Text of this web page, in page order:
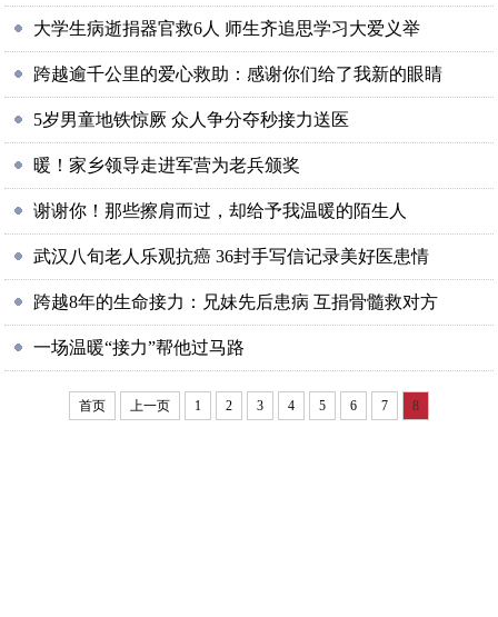
大学生病逝捐器官救6人 师生齐追思学习大爱义举
跨越逾千公里的爱心救助：感谢你们给了我新的眼睛
5岁男童地铁惊厥 众人争分夺秒接力送医
暖！家乡领导走进军营为老兵颁奖
谢谢你！那些擦肩而过，却给予我温暖的陌生人
武汉八旬老人乐观抗癌 36封手写信记录美好医患情
跨越8年的生命接力：兄妹先后患病 互捐骨髓救对方
一场温暖“接力”帮他过马路
首页 上一页 1 2 3 4 5 6 7 8